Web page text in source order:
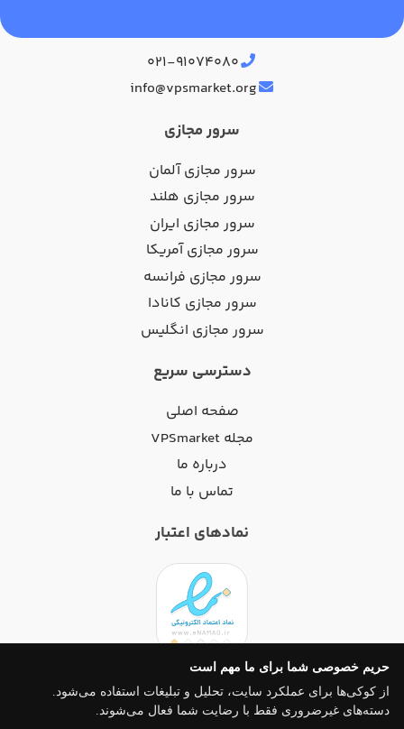
۰۲۱-۹۱۰۷۴۰۸۰
info@vpsmarket.org
سرور مجازی
سرور مجازی آلمان
سرور مجازی هلند
سرور مجازی ایران
سرور مجازی آمریکا
سرور مجازی فرانسه
سرور مجازی کانادا
سرور مجازی انگلیس
دسترسی سریع
صفحه اصلی
مجله VPSmarket
درباره ما
تماس با ما
نمادهای اعتبار
تمامی خدمات این فروشگاه، دارای مجوزهای لازم از مراجع مربوطه
می‌باشند و فعالیت‌های سایت تابع قوانین و مقررات جمهوری اسلامی
حریم خصوصی شما برای ما مهم است
از کوکی‌ها برای عملکرد سایت، تحلیل و تبلیغات استفاده می‌شود.
دسته‌های غیرضروری فقط با رضایت شما فعال می‌شوند.